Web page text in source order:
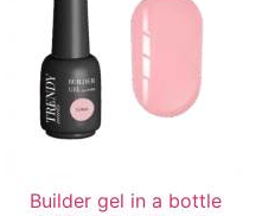
Builder gel in a bottle